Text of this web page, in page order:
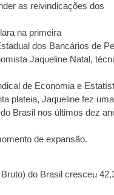
as reivindicações dos
na primeira
dos Bancários de
Jaqueline Natal,
de Economia e
plateia, Jaqueline fez
Brasil nos últimos dez
de expansão.
do Brasil cresceu